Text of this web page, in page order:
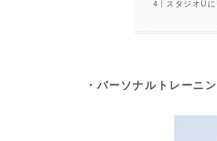
スタジオU
・パーソナルトレーニ